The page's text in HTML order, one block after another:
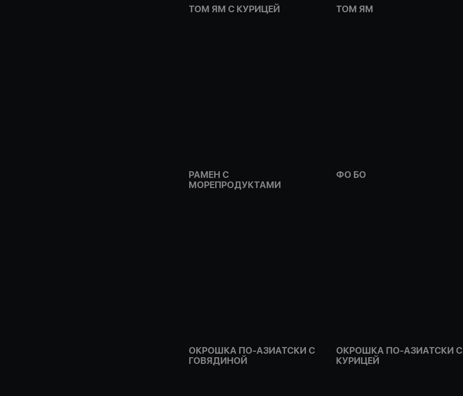
ТОМ ЯМ С КУРИЦЕЙ ТОМ ЯМ
РАМЕН С
МОРЕПРОДУКТАМИ
ФО БО
ОКРОШКА ПО-АЗИАТСКИ С
ГОВЯДИНОЙ
ОКРОШКА ПО-АЗИАТСКИ С
КУРИЦЕЙ